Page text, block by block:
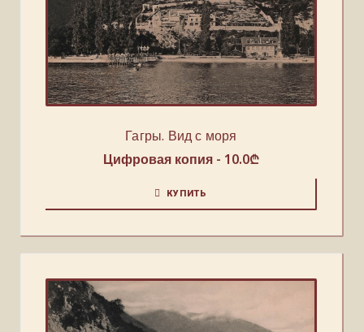
Гагры. Вид с моря
Цифровая копия - 10.0₾
КУПИТЬ